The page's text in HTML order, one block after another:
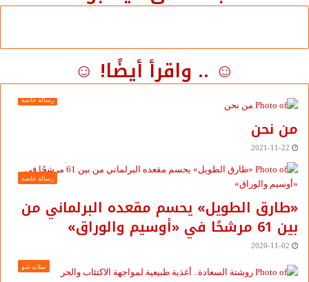
☺ .. واقرأ أيضًا! ☺
رسالة خاصة
من نحن
2021-11-22
رسالة خاصة
«طارق الطويل» يحسم مقعده البرلماني من
بين 61 مرشحًا في «أوسيم والوراق»
2020-11-02
سلايد شو